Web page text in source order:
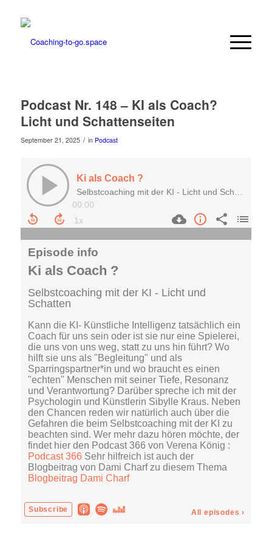
Podcast Nr. 148 – KI als Coach?
Licht und Schattenseiten
September 21, 2025 / in Podcast